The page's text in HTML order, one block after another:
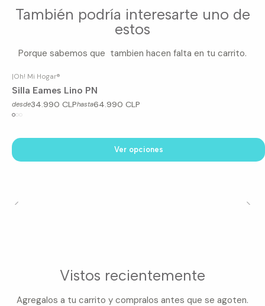
También podría interesarte uno de
estos
Porque sabemos que tambien hacen falta en tu carrito.
|Oh! Mi Hogar®
Silla Eames Lino PN
desde34.990 CLPhasta64.990 CLP
Ver opciones
Vistos recientemente
Agregalos a tu carrito y compralos antes que se agoten.